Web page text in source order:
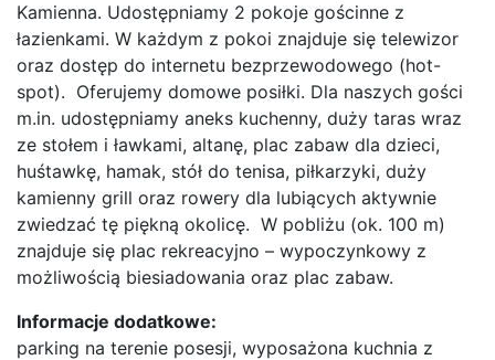
Kamienna. Udostępniamy 2 pokoje gościnne z
łazienkami. W każdym z pokoi znajduje się telewizor
oraz dostęp do internetu bezprzewodowego (hot-
spot). Oferujemy domowe posiłki. Dla naszych gości
m.in. udostępniamy aneks kuchenny, duży taras wraz
ze stołem i ławkami, altanę, plac zabaw dla dzieci,
huśtawkę, hamak, stół do tenisa, piłkarzyki, duży
kamienny grill oraz rowery dla lubiących aktywnie
zwiedzać tę piękną okolicę. W pobliżu (ok. 100 m)
znajduje się plac rekreacyjno – wypoczynkowy z
możliwością biesiadowania oraz plac zabaw.
Informacje dodatkowe:
parking na terenie posesji, wyposażona kuchnia z